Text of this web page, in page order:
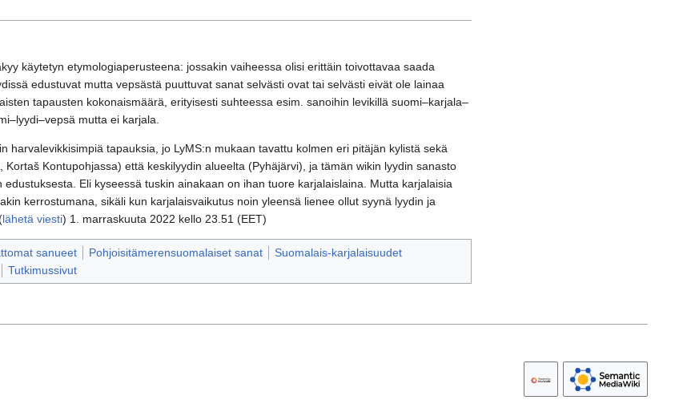
käytetyn etymologiaperusteena: jossakin vaiheessa olisi erittäin toivottavaa saada
edustuvat mutta vepsästä puuttuvat sanat selvästi ovat tai selvästi eivät ole lainaa
tapausten kokonaismäärä, erityisesti suhteessa esim. sanoihin levikillä suomi–karjala–
mutta ei karjala.
harvalevikkisimpiä tapauksia, jo LyMS:n mukaan tavattu kolmen eri pitäjän kylistä sekä
Kortaš Kontupohjassa) että keskilyydin alueelta (Pyhäjärvi), ja tämän wikin lyydin sanasto
Eli kyseessä tuskin ainakaan on ihan tuore karjalaislaina. Mutta karjalaisia
kerrostumana, sikäli kun karjalaisvaikutus noin yleensä lienee ollut syynä lyydin ja
lähetä viesti) 1. marraskuuta 2022 kello 23.51 (EET)
sanueet Pohjoisitämerensuomalaiset sanat
Suomalais-karjalaisuudet
Tutkimussivut